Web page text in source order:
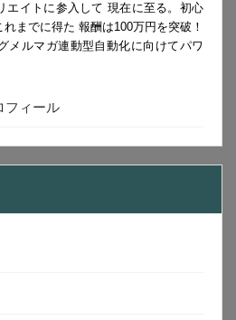
エイトに参入して 現在に至る。初心
までに得た 報酬は100万円を突破！
メルマガ連動型自動化に向けてパワ
フィール